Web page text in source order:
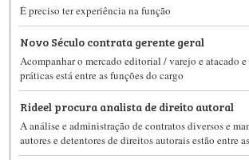
É preciso ter experiência na função
Novo Século contrata gerente geral
Acompanhar o mercado editorial / varejo e atacado e
práticas está entre as funções do cargo
Rideel procura analista de direito autoral
A análise e administração de contratos diversos e
autores e detentores de direitos autorais estão entre